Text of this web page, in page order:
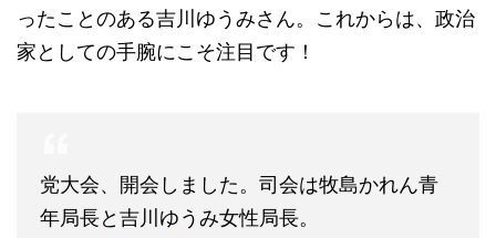
ったことのある吉川ゆうみさん。これからは、政治
家としての手腕にこそ注目です！
党大会、開会しました。司会は牧島かれん青
年局長と吉川ゆうみ女性局長。